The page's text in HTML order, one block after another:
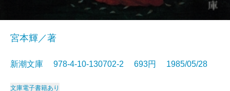
宮本輝／著
新潮文庫 978-4-10-130702-2 693円 1985/05/28
文庫電子書籍あり